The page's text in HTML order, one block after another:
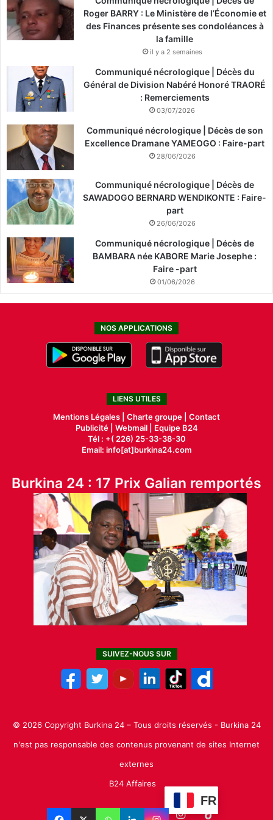
Roger BARRY : Le Ministère de l’Économie et
des Finances présente ses condoléances à
la famille
il y a 2 semaines
Communiqué nécrologique | Décès du
Général de Division Nabéré Honoré TRAORÉ
: Remerciements
03/07/2026
Communiqué nécrologique | Décès de son
Excellence Dramane YAMEOGO : Faire-part
28/06/2026
Communiqué nécrologique | Décès de
SAWADOGO BERNARD WENDIKONTE : Faire-
part
26/06/2026
Communiqué nécrologique | Décès de
BAMBARA née KABORE Marie Josephe :
Faire -part
01/06/2026
NOS APPLICATIONS
LIENS UTILES
Mentions Légales | Charte groupe | Contact
Publicité| Webmail |
Equipe B24
Tél : +( 226) 25-33-38-30
Email: info[at]burkina24.com
Burkina 24 : 17 Prix Galian remportés
SUIVEZ-NOUS SUR
© 2026 Copyright Burkina 24 – Tous droits réservés - Burkina 24
n'est pas responsable des contenus provenant de sites Internet
externes
B24 Affaires
FR
Facebook LinkedinYouTubeInstagram
TikTok